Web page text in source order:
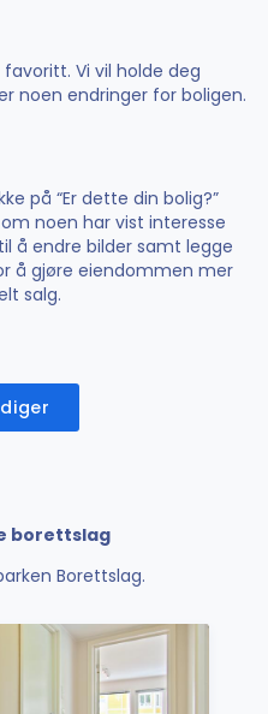
Vi vil holde deg
noen endringer for boligen.
på “Er dette din bolig?”
noen har vist interesse
å endre bilder samt legge
å gjøre eiendommen mer
salg.
borettslag
Borettslag.